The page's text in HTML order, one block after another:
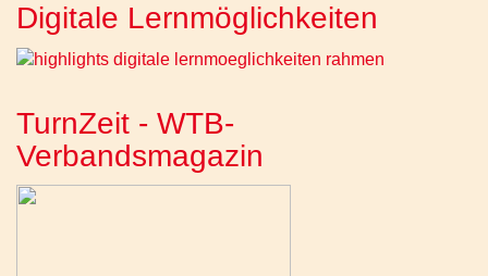
Digitale Lernmöglichkeiten
TurnZeit - WTB-
Verbandsmagazin